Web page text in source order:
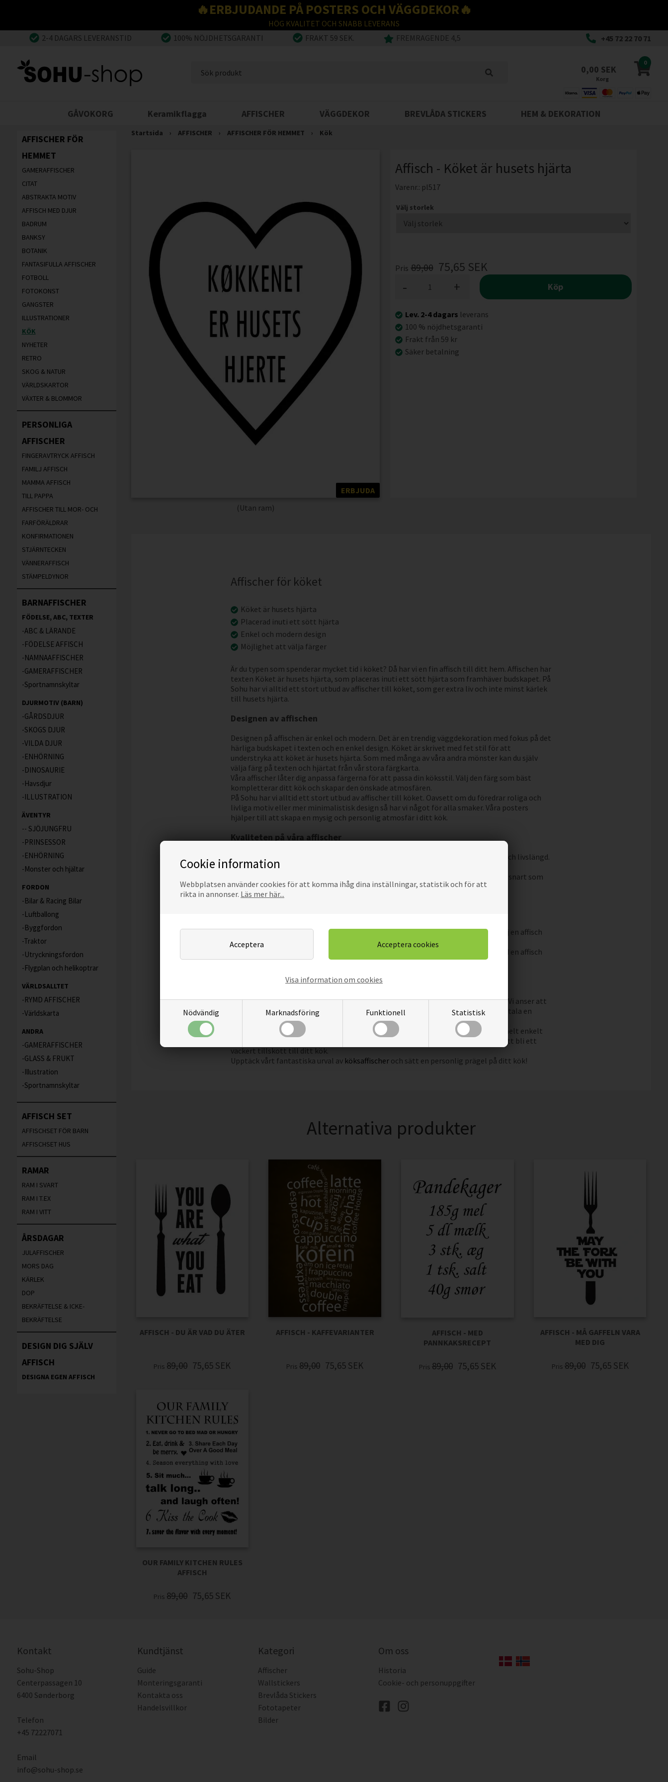
Cookie information
Webbplatsen använder cookies för att komma ihåg dina inställningar, statistik och för att
rikta in annonser. Läs mer här...
Nödvändig Marknadsföring Funktionell Statistisk
Visa information om cookies
🔥ERBJUDANDE PÅ POSTERS OCH VÄGGDEKOR🔥
HÖG KVALITET OCH SNABB LEVERANS
2-4 DAGARS LEVERANSTID
100% NÖJDHETSGARANTI FRAKT 59 SEK. FREMRAGENDE 4,5 +45 72 22 70 71
0
0,00 SEK
Korg
GÅVOKORG Keramikflagga AFFISCHER VÄGGDEKOR BREVLÅDA STICKERS HEM & DEKORATION
AFFISCHER FÖR
HEMMET
GAMERAFFISCHER
CITAT
ABSTRAKTA MOTIV
AFFISCH MED DJUR
BADRUM
BANKSY
BOTANIK
FANTASIFULLA AFFISCHER
FOTBOLL
FOTOKONST
GANGSTER
ILLUSTRATIONER
KÖK
NYHETER
RETRO
SKOG & NATUR
VÄRLDSKARTOR
VÄXTER & BLOMMOR
PERSONLIGA
AFFISCHER
FINGERAVTRYCK AFFISCH
FAMILJ AFFISCH
MAMMA AFFISCH
TILL PAPPA
AFFISCHER TILL MOR- OCH
FARFÖRÄLDRAR
KONFIRMATIONEN
STJÄRNTECKEN
VÄNNERAFFISCH
STÄMPELDYNOR
BARNAFFISCHER
FÖDELSE, ABC, TEXTER
ABC & LÄRANDE
FÖDELSE AFFISCH
NAMNAAFFISCHER
GAMERAFFISCHER
Sportnamnskyltar
DJURMOTIV (BARN)
GÅRDSDJUR
SKOGS DJUR
VILDA DJUR
ENHÖRNING
DINOSAURIE
Havsdjur
ILLUSTRATION
ÄVENTYR
- SJÖJUNGFRU
PRINSESSOR
ENHÖRNING
Monster och hjältar
FORDON
Bilar & Racing Bilar
Luftballong
Byggfordon
Traktor
Utryckningsfordon
Flygplan och helikoptrar
VÄRLDSALLTET
RYMD AFFISCHER
Världskarta
ANDRA
GAMERAFFISCHER
GLASS & FRUKT
Illustration
Sportnamnskyltar
AFFISCH SET
AFFISCHSET FÖR BARN
AFFISCHSET HUS
RAMAR
RAM I SVART
RAM I T.EX
RAM I VITT
ÅRSDAGAR
JULAFFISCHER
MORS DAG
KÄRLEK
DOP
BEKRÄFTELSE & ICKE-
BEKRÄFTELSE
DESIGN DIG SJÄLV
AFFISCH
DESIGNA EGEN AFFISCH
Startsida › AFFISCHER › AFFISCHER FÖR HEMMET › Kök
ERBJUDA
(Utan ram)
Affisch - Köket är husets hjärta
Varenr.: pl517
Välj storlek
Pris 89,00 75,65 SEK
+
- Köp
Lev. 2-4 dagars leverans
100 % nöjdhetsgaranti
Frakt från 59 kr
Säker betalning
Affischer för köket
Köket är husets hjärta
Placerad inuti ett sött hjärta
Enkel och modern design
Möjlighet att välja färger
Är du typen som spenderar mycket tid i köket? Då har vi en fin affisch till ditt hem. Affischen har
texten Köket är husets hjärta, som placeras inuti ett sött hjärta som framhäver budskapet. På
Sohu har vi alltid ett stort utbud av affischer till köket, som ger extra liv och inte minst kärlek
till husets hjärta.
Designen av affischen
Designen på affischen är enkel och modern. Det är en trendig väggdekoration med fokus på det
härliga budskapet i texten och en enkel design. Köket är skrivet med fet stil för att
understryka att köket är husets hjärta. Som med många av våra andra mönster kan du själv
välja färg på texten och hjärtat från vår stora färgkarta.
Våra affischer låter dig anpassa färgerna för att passa din köksstil. Välj den färg som bäst
kompletterar ditt kök och skapar den önskade atmosfären.
På Sohu har vi alltid ett stort utbud av affischer till köket. Oavsett om du föredrar roliga och
livliga motiv eller mer minimalistisk design så har vi något för alla smaker. Våra posters
hjälper till att skapa en mysig och personlig atmosfär i ditt kök.
Kvaliteten på våra affischer
Våra affischer är gjorda av högkvalitativa material för att säkerställa hållbarhet och livslängd.
Du kan vara säker på att din affisch kommer att se bra ut i många år framöver.
Vi säkerställer alltid snabb leverans av våra affischer, så att du kan njuta av dem så snart som
möjligt. Vi packar noggrant dina affischer så att de kommer fram i gott skick.
Med våra affischer kan du ge ditt kök en personlig touch och göra det speciellt. Välj en affisch
som speglar din personlighet och stil och skapa en mysig atmosfär i ditt kök.
Våra affischer är också en bra presentidé till vänner och familj. Överraska dem med en affisch
som passar deras kök och visa hur mycket du uppskattar dem.
Pris och enkel installation
På Sohu är vi glada över att kunna erbjuda högkvalitativa posters till ett lågt pris. Vi anser att
alla förtjänar att ha vackra och inspirerande affischer i sitt kök utan att behöva betala en
Våra affischer är lätta att hänga på väggen. Du kan välja att använda en ram eller helt enkelt
hänga affischen direkt på väggen. Oavsett vad du föredrar kommer våra affischer att bli ett
vackert tillskott till ditt kök.
Upptäck vårt fantastiska urval av köksaffischeroch sätt en personlig prägel på ditt kök!
Alternativa produkter
AFFISCH - DU ÄR VAD DU ÄTER
Pris 89,00 75,65 SEK
AFFISCH - KAFFEVARIANTER
Pris89,00 75,65 SEK
AFFISCH - MED
PANNKAKSRECEPT
Pris 89,00 75,65 SEK
AFFISCH - MÅ GAFFELN VARA
MED DIG
Pris 89,00 75,65 SEK
OUR FAMILY KITCHEN RULES
AFFISCH
Pris 89,00 75,65 SEK
Kontakt
Sohu-Shop
Centerpassagen 10
6400 Sønderborg
Telefon
+45 72227071
Email
info@sohu-shop.se
Kundtjänst
Guide
Monteringsgaranti
Kontakta oss
Handelsvillkor
Kategori
Affischer
Wallstickers
Brevlåda Stickers
Fototapeter
Bilder
Om oss
Historia
Cookie- och personuppgifter